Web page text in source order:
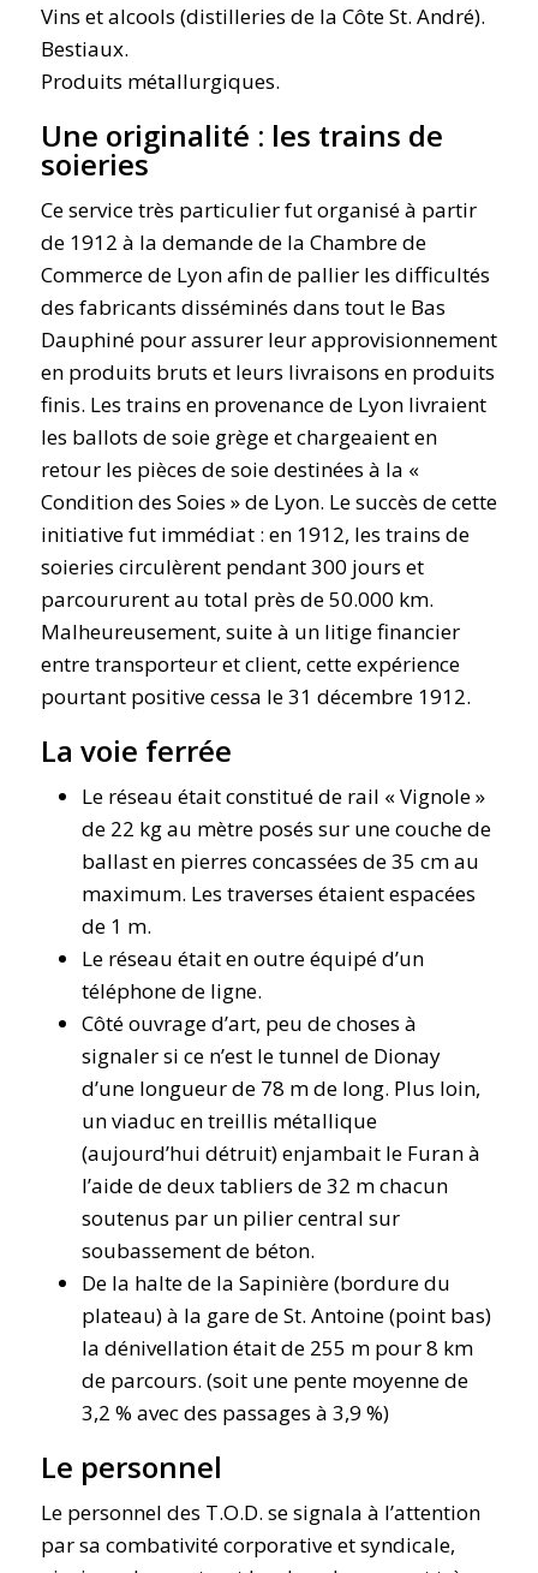
Vins et alcools (distilleries de la Côte St. André).
Bestiaux.
Produits métallurgiques.
Une originalité : les trains de
soieries
Ce service très particulier fut organisé à partir
de 1912 à la demande de la Chambre de
Commerce de Lyon afin de pallier les difficultés
des fabricants disséminés dans tout le Bas
Dauphiné pour assurer leur approvisionnement
en produits bruts et leurs livraisons en produits
finis. Les trains en provenance de Lyon livraient
les ballots de soie grège et chargeaient en
retour les pièces de soie destinées à la «
Condition des Soies » de Lyon. Le succès de cette
initiative fut immédiat : en 1912, les trains de
soieries circulèrent pendant 300 jours et
parcoururent au total près de 50.000 km.
Malheureusement, suite à un litige financier
entre transporteur et client, cette expérience
pourtant positive cessa le 31 décembre 1912.
La voie ferrée
Le réseau était constitué de rail « Vignole »
de 22 kg au mètre posés sur une couche de
ballast en pierres concassées de 35 cm au
maximum. Les traverses étaient espacées
de 1 m.
Le réseau était en outre équipé d’un
téléphone de ligne.
Côté ouvrage d’art, peu de choses à
signaler si ce n’est le tunnel de Dionay
d’une longueur de 78 m de long. Plus loin,
un viaduc en treillis métallique
(aujourd’hui détruit) enjambait le Furan à
l’aide de deux tabliers de 32 m chacun
soutenus par un pilier central sur
soubassement de béton.
De la halte de la Sapinière (bordure du
plateau) à la gare de St. Antoine (point bas)
la dénivellation était de 255 m pour 8 km
de parcours. (soit une pente moyenne de
3,2 % avec des passages à 3,9 %)
Le personnel
Le personnel des T.O.D. se signala à l’attention
par sa combativité corporative et syndicale,